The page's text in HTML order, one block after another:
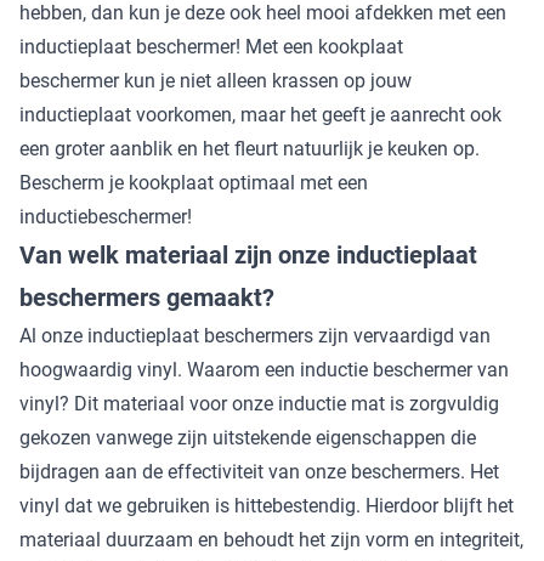
hebben, dan kun je deze ook heel mooi afdekken met een
inductieplaat beschermer! Met een kookplaat
beschermerkun je niet alleen krassen op jouw
inductieplaat voorkomen, maar het geeft je aanrecht ook
een groter aanblik en het fleurt natuurlijk je keuken op.
Bescherm je kookplaat optimaal met een
inductiebeschermer!
Van welk materiaal zijn onze inductieplaat
beschermers gemaakt?
Al onze inductieplaat beschermers zijn vervaardigd van
hoogwaardig vinyl. Waarom een inductie beschermer van
vinyl? Dit materiaal voor onze inductie mat is zorgvuldig
gekozen vanwege zijn uitstekende eigenschappen die
bijdragen aan de effectiviteit van onze beschermers. Het
vinyl dat we gebruiken is hittebestendig. Hierdoor blijft het
materiaal duurzaam en behoudt het zijn vorm en integriteit,